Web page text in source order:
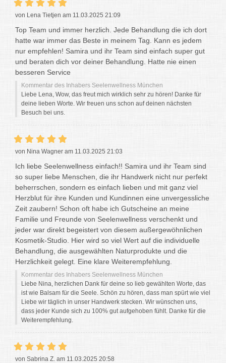
von Lena Tietjen am 11.03.2025 21:09
Top Team und immer herzlich. Jede Behandlung die ich dort
hatte war immer das Beste in meinem Tag. Kann es jedem
nur empfehlen! Samira und ihr Team sind einfach super gut
und beraten dich vor deiner Behandlung. Hatte nie einen
besseren Service
Kommentar des Inhabers Seelenwellness München
Liebe Lena, Wow, das freut mich wirklich sehr zu hören! Danke für
deine lieben Worte. Wir freuen uns schon auf deinen nächsten
Besuch bei uns.
von Nina Wagner am 11.03.2025 21:03
Ich liebe Seelenwellness einfach!! Samira und ihr Team sind
so super liebe Menschen, die ihr Handwerk nicht nur perfekt
beherrschen, sondern es einfach lieben und mit ganz viel
Herzblut für ihre Kunden und Kundinnen eine unvergessliche
Zeit zaubern! Schon oft habe ich Gutscheine an meine
Familie und Freunde von Seelenwellness verschenkt und
jeder war direkt begeistert von diesem außergewöhnlichen
Kosmetik-Studio. Hier wird so viel Wert auf die individuelle
Behandlung, die ausgewählten Naturprodukte und die
Herzlichkeit gelegt. Eine klare Weiterempfehlung.
Kommentar des Inhabers Seelenwellness München
Liebe Nina, herzlichen Dank für deine so lieb gewählten Worte, das
ist wie Balsam für die Seele. Schön zu hören, dass man spürt wie viel
Liebe wir täglich in unser Handwerk stecken. Wir wünschen uns,
dass jeder Kunde sich zu 100% gut aufgehoben fühlt. Danke für die
Weiterempfehlung.
von Sabrina Z. am 11.03.2025 20:58